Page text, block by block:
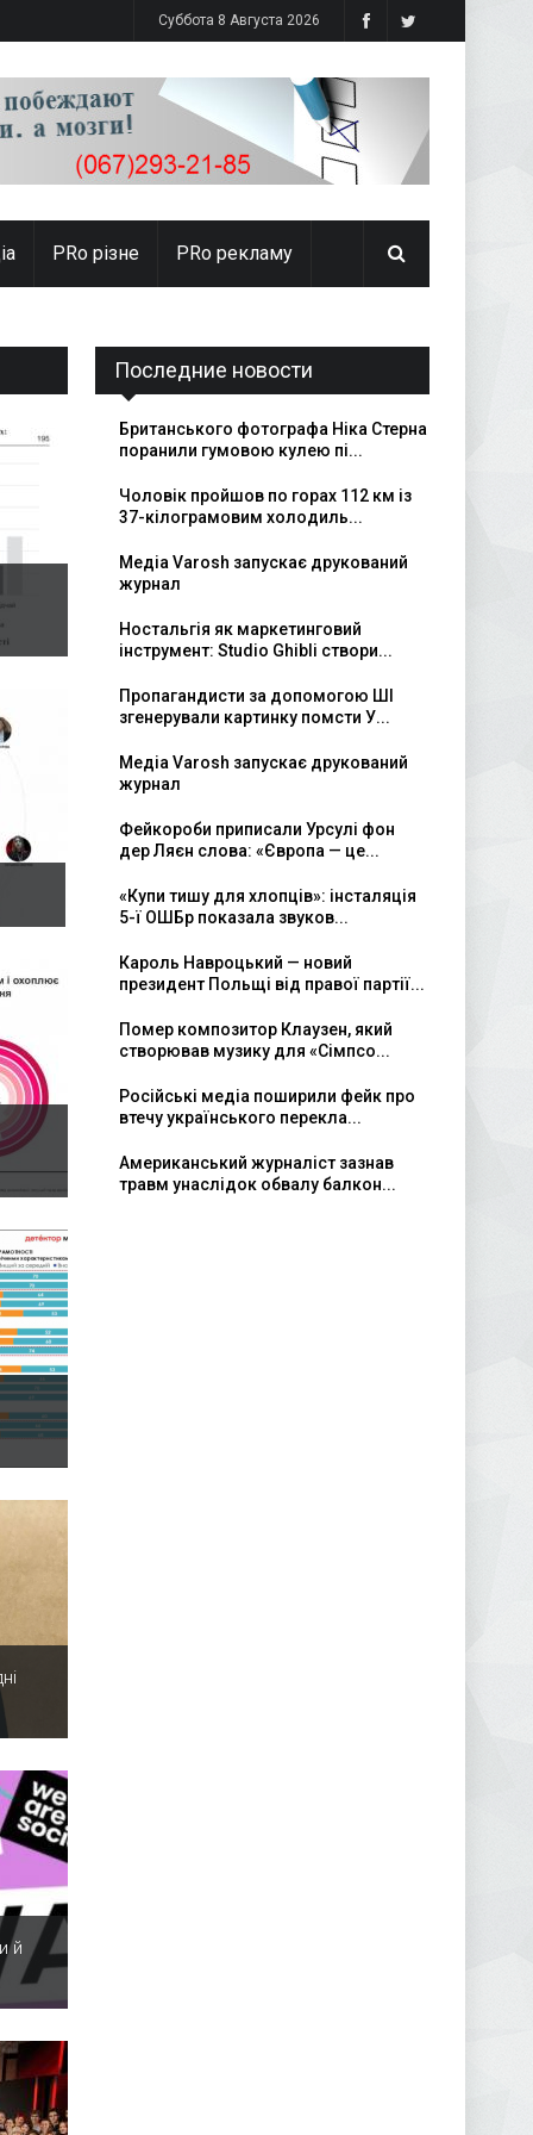
Суббота 8 Августа 2026
PRо різне PRo рекламу
й
Последние новости
Британського фотографа Ніка Стерна
поранили гумовою кулею пі...
Чоловік пройшов по горах 112 км із
37-кілограмовим холодиль...
Медіа Varosh запускає друкований
журнал
Ностальгія як маркетинговий
інструмент: Studio Ghibli створи...
Пропагандисти за допомогою ШІ
згенерували картинку помсти У...
Медіа Varosh запускає друкований
журнал
Фейкороби приписали Урсулі фон
дер Ляєн слова: «Європа — це...
«Купи тишу для хлопців»: інсталяція
5-ї ОШБр показала звуков...
Кароль Навроцький — новий
президент Польщі від правої партії...
Помер композитор Клаузен, який
створював музику для «Сімпсо...
Російські медіа поширили фейк про
втечу українського перекла...
Американський журналіст зазнав
травм унаслідок обвалу балкон...